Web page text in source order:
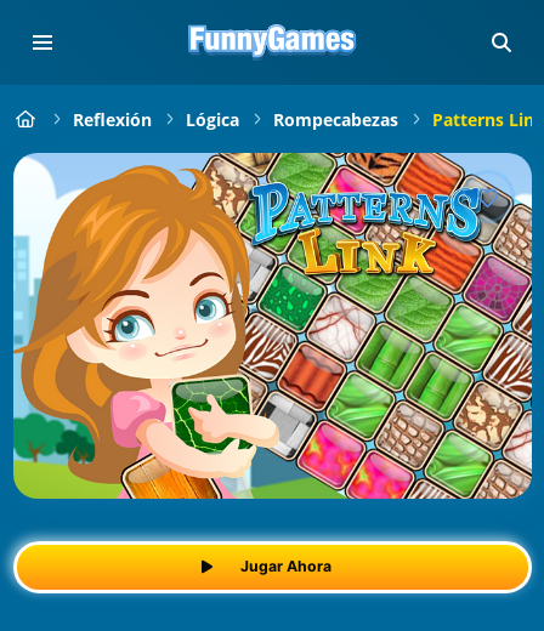
Reflexión Lógica Rompecabezas Patterns Link
Jugar Ahora